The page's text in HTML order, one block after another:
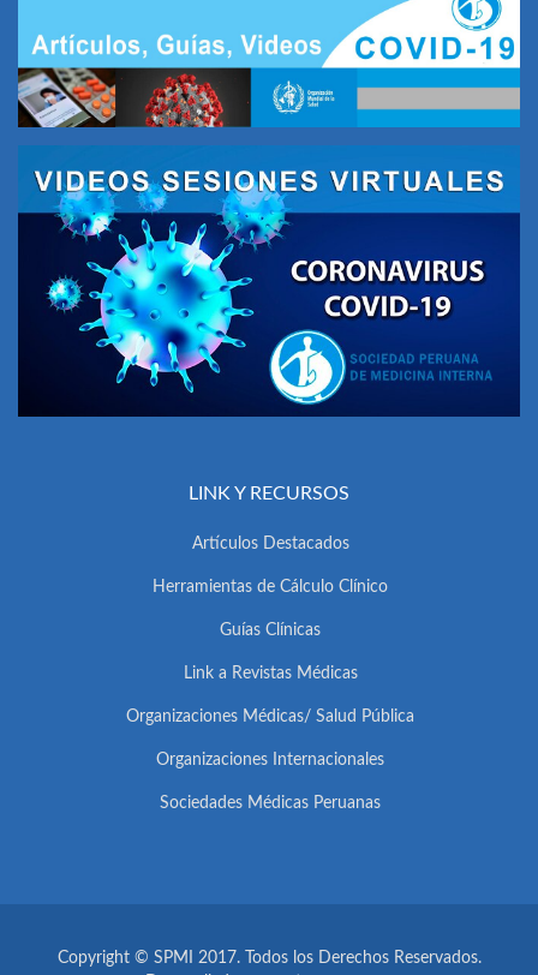
LINK Y RECURSOS
Artículos Destacados
Herramientas de Cálculo Clínico
Guías Clínicas
Link a Revistas Médicas
Organizaciones Médicas/ Salud Pública
Organizaciones Internacionales
Sociedades Médicas Peruanas
Copyright © SPMI 2017. Todos los Derechos Reservados.